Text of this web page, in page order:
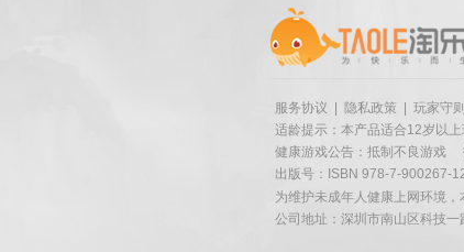
服务协议 隐私政策 玩家守则
适龄提示：本产品适合12岁以上
健康游戏公告：抵制不良游戏
出版号：ISBN 978-7-900267-
为维护未成年人健康上网环境
公司地址：深圳市南山区科技